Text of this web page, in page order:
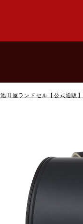
池田屋ランドセル【公式通販】